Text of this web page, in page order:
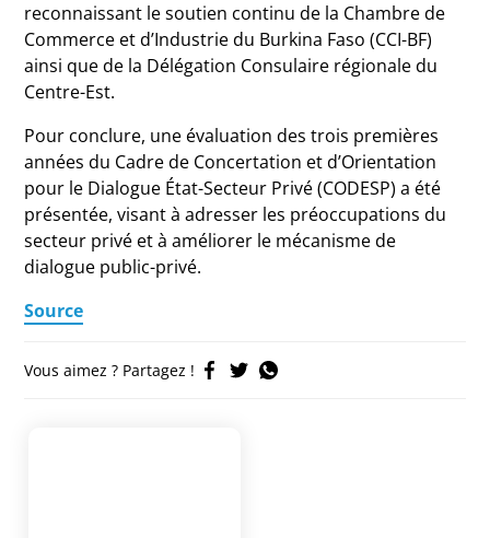
reconnaissant le soutien continu de la Chambre de
Commerce et d’Industrie du Burkina Faso (CCI-BF)
ainsi que de la Délégation Consulaire régionale du
Centre-Est.
Pour conclure, une évaluation des trois premières
années du Cadre de Concertation et d’Orientation
pour le Dialogue État-Secteur Privé (CODESP) a été
présentée, visant à adresser les préoccupations du
secteur privé et à améliorer le mécanisme de
dialogue public-privé.
Source
Vous aimez ? Partagez !